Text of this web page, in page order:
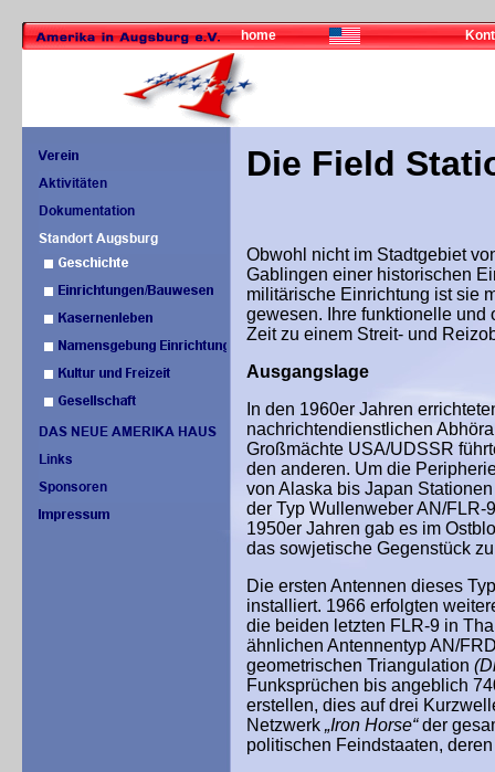
home
Die Field
Obwohl nicht im Stadtgebiet
Gablingen einer historischen
militärische Einrichtung ist sie
gewesen. Ihre funktionelle und
Zeit zu einem Streit- und
Ausgangslage
In den 1960er Jahren
nachrichtendienstlichen Abhöra
Großmächte USA/UDSSR
den anderen. Um die
von Alaska bis Japan
der Typ Wullenweber AN/
1950er Jahren gab es im
das sowjetische Gegenstück
Die ersten Antennen dieses
installiert. 1966 erfolgten
die beiden letzten FLR-9 in
ähnlichen Antennentyp AN/
geometrischen Triangulation
Funksprüchen bis angeblich
erstellen, dies auf drei
Netzwerk „Iron Horse“der
politischen Feindstaaten,